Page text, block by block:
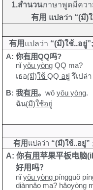
1.สำนวนภาษาพูดมีคว
有用 แปลว่า “(มี)
有用 แปลว่า “(มี)ใช้..อยู่
A:你有用QQ吗?
nǐyǒu yòng QQ ma?
เธอ(มี)ใช้QQ อยู่ รึเปล่า
B:我有用。wǒyǒu yòng.
ฉัน(มี)ใช้อยู่
有用 แปลว่า “(มี)ใช้..อยู่”
A:你有用苹果平板电脑(
好用吗？
nǐyǒu yòng píngguǒ
diànnǎo ma? hǎoyòng